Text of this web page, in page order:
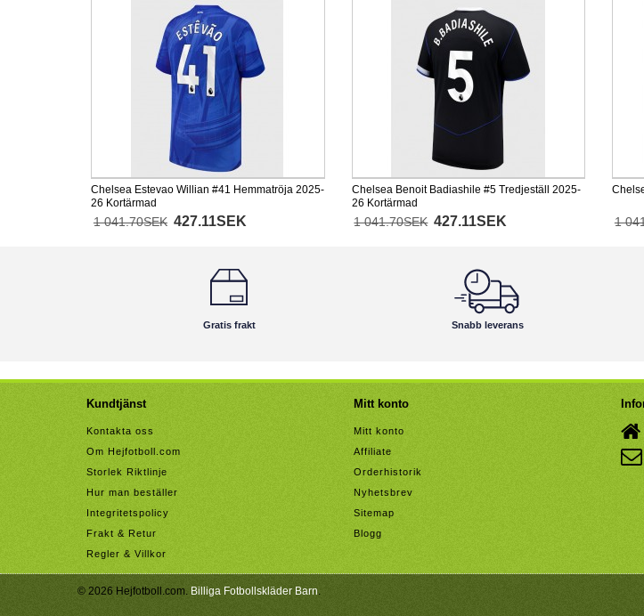
Chelsea Estevao Willian #41 Hemmatröja 2025-
26 Kortärmad
1 041.70SEK 427.11SEK
Chelsea Benoit Badiashile #5 Tredjeställ 2025-
26 Kortärmad
1 041.70SEK 427.11SEK 1
Gratis frakt Snabb leverans
Kundtjänst
Kontakta oss
Om Hejfotboll.com
Storlek Riktlinje
Hur man beställer
Integritetspolicy
Frakt & Retur
Regler & Villkor
Mitt konto
Mitt konto
Affiliate
Orderhistorik
Nyhetsbrev
Sitemap
Blogg
© 2026 Hejfotboll.com. Billiga Fotbollskläder Barn.